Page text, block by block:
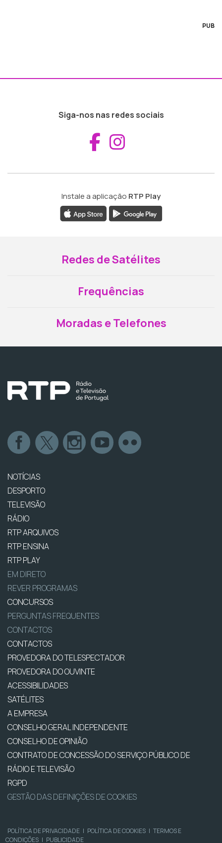
PUB
Siga-nos nas redes sociais
Aceder ao
Instale a aplicação RTP Play
Redes de Satélites
Frequências
Moradas e Telefones
NOTÍCIAS
DESPORTO
TELEVISÃO
RÁDIO
RTP ARQUIVOS
RTP ENSINA
RTP PLAY
EM DIRETO
REVER PROGRAMAS
CONCURSOS
PERGUNTAS FREQUENTES
CONTACTOS
CONTACTOS
PROVEDORA DO TELESPECTADOR
PROVEDORA DO OUVINTE
ACESSIBILIDADES
SATÉLITES
A EMPRESA
CONSELHO GERAL INDEPENDENTE
CONSELHO DE OPINIÃO
CONTRATO DE CONCESSÃO DO SERVIÇO PÚBLICO DE
RÁDIO E TELEVISÃO
RGPD
GESTÃO DAS DEFINIÇÕES DE COOKIES
POLÍTICA DE PRIVACIDADE | POLÍTICA DE COOKIES | TERMOS E
CONDIÇÕES | PUBLICIDADE